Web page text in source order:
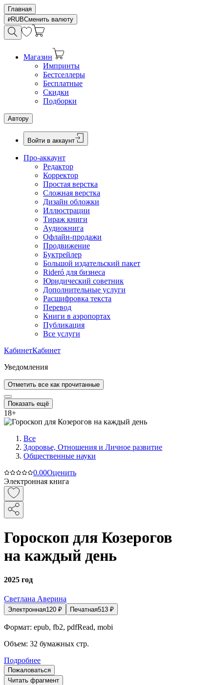
Главная
RUBСменить валюту
Магазин
Импринты
Бестселлеры
Бесплатные
Скидки
Подборки
Автору
Войти в аккаунт
Про-аккаунт
Редактор
Корректор
Простая верстка
Сложная верстка
Дизайн обложки
Иллюстрации
Тираж книги
Аудиокнига
Офлайн-продажи
Продвижение
Буктрейлер
Большой издательский пакет
Rideró для бизнеса
Юридический советник
Дополнительные услуги
Расшифровка текста
Перевод
Книги в аэропортах
Публикация
Все услуги
КабинетКабинет
Уведомления
Отметить все как прочитанные
Показать ещё
18+
Все
Здоровье, Отношения и Личное развитие
Общественные науки
0.00Оценить
Электронная книга
Гороскоп для Козерогов
на каждый день
2025 год
Светлана Аверина
Электронная120 ₽ Печатная513 ₽
Формат: epub, fb2, pdfRead, mobi
Объем: 32 бумажных стр.
Подробнее
Пожаловаться
Читать фрагмент